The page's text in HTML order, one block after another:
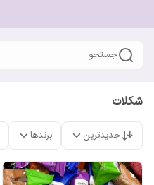
جستجو
شکلات
جدیدترین برندها